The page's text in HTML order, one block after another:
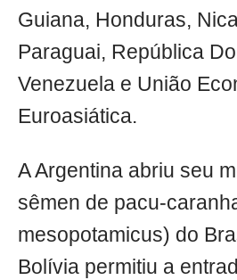
Guiana, Honduras,
Paraguai, República
Venezuela e União
Euroasiática.
A Argentina abriu seu
sêmen de pacu-
mesopotamicus) do
Bolívia permitiu a